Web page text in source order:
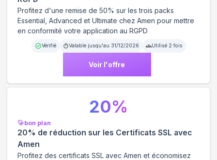
Profitez d'une remise de 50% sur les trois packs
Essential, Advanced et Ultimate chez Amen pour mettre
en conformité votre application au RGPD
Vérifié Valable jusqu'au 31/12/2026 Utilisé 2 fois
Voir l'offre
bon plan
20% de réduction sur les Certificats SSL avec
Amen
Profitez des certificats SSL avec Amen et économisez
20%